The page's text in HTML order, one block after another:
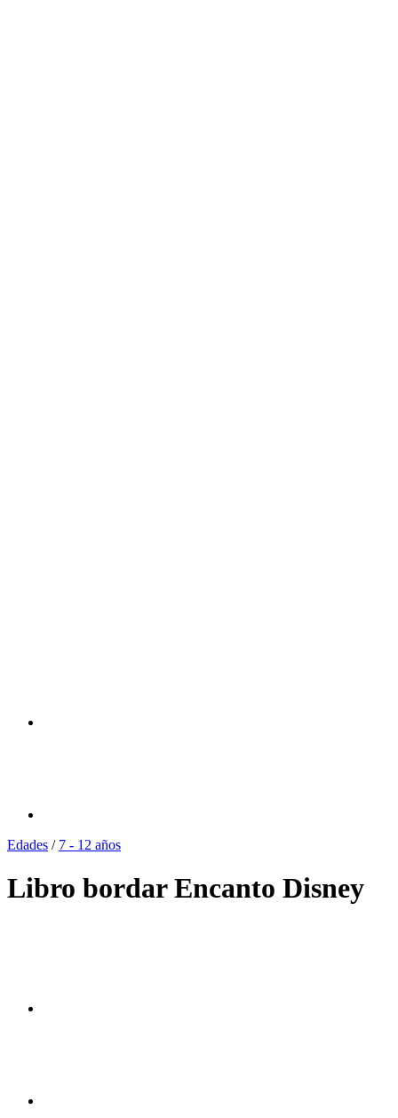
Edades / 7 - 12 años
Libro bordar Encanto Disney